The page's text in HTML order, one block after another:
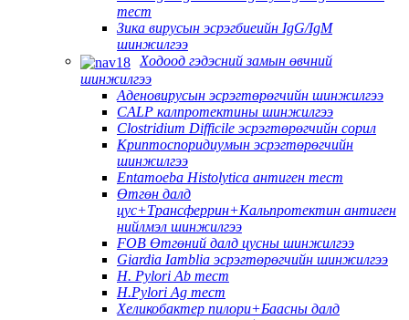
тест
Зика вирусын эсрэгбиеийн IgG/IgM
шинжилгээ
Ходоод гэдэсний замын өвчний
шинжилгээ
Аденовирусын эсрэгтөрөгчийн шинжилгээ
CALP калпротектины шинжилгээ
Clostridium Difficile эсрэгтөрөгчийн сорил
Криптоспоридиумын эсрэгтөрөгчийн
шинжилгээ
Entamoeba Histolytica антиген тест
Өтгөн далд
цус+Трансферрин+Кальпротектин антиген
нийлмэл шинжилгээ
FOB Өтгөний далд цусны шинжилгээ
Giardia Iamblia эсрэгтөрөгчийн шинжилгээ
H. Pylori Ab тест
H.Pylori Ag тест
Хеликобактер пилори+Баасны далд